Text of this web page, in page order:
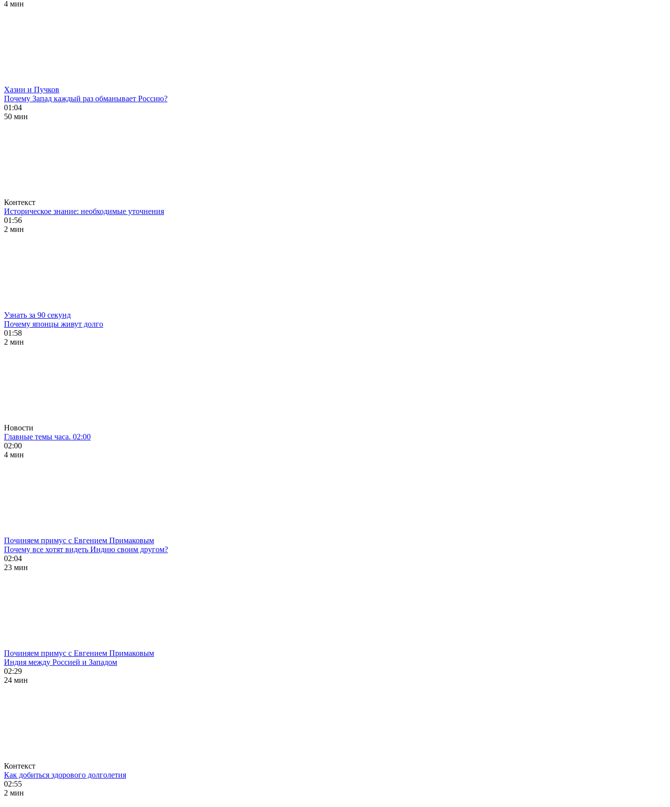
4 мин
Хазин и Пучков
Почему Запад каждый раз обманывает Россию?
01:04
50 мин
Контекст
Историческое знание: необходимые уточнения
01:56
2 мин
Узнать за 90 секунд
Почему японцы живут долго
01:58
2 мин
Новости
Главные темы часа. 02:00
02:00
4 мин
Починяем примус с Евгением Примаковым
Почему все хотят видеть Индию своим другом?
02:04
23 мин
Починяем примус с Евгением Примаковым
Индия между Россией и Западом
02:29
24 мин
Контекст
Как добиться здорового долголетия
02:55
2 мин